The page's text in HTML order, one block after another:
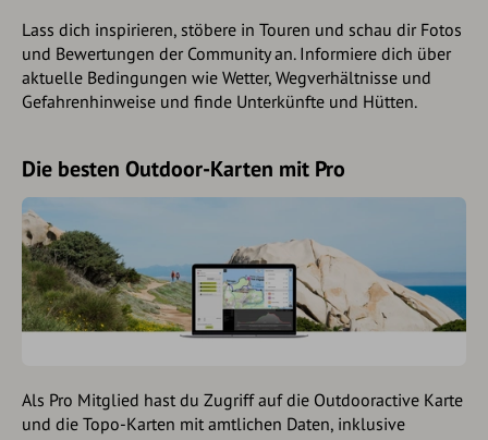
Lass dich inspirieren, stöbere in Touren und schau dir Fotos
und Bewertungen der Community an. Informiere dich über
aktuelle Bedingungen wie Wetter, Wegverhältnisse und
Gefahrenhinweise und finde Unterkünfte und Hütten.
Die besten Outdoor-Karten mit Pro
Als Pro Mitglied hast du Zugriff auf die Outdooractive Karte
und die Topo-Karten mit amtlichen Daten, inklusive